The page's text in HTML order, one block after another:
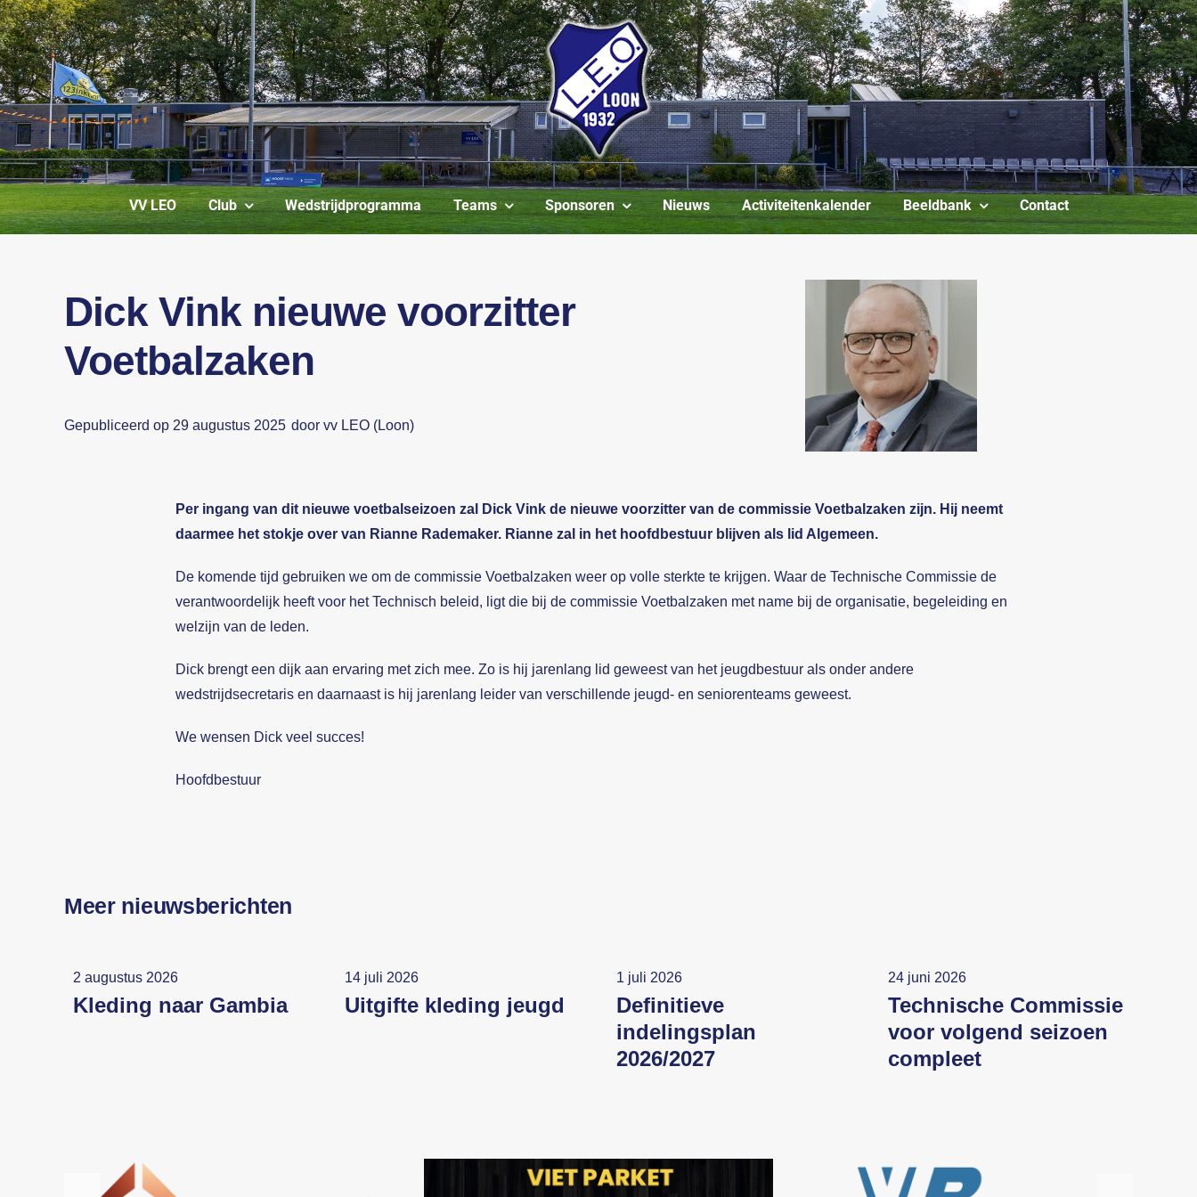
Ga
naar
inhoud
VV LEO Club Wedstrijdprogramma Teams Sponsoren Nieuws Activiteitenkalender Beeldbank Contact
Dick Vink nieuwe voorzitter
Voetbalzaken
Gepubliceerd op 29 augustus 2025 door vv LEO (Loon)
Per ingang van dit nieuwe voetbalseizoen zal Dick Vink de nieuwe voorzitter van de commissie Voetbalzaken zijn. Hij neemt
daarmee het stokje over van Rianne Rademaker. Rianne zal in het hoofdbestuur blijven als lid Algemeen.
De komende tijd gebruiken we om de commissie Voetbalzaken weer op volle sterkte te krijgen. Waar de Technische Commissie de
verantwoordelijk heeft voor het Technisch beleid, ligt die bij de commissie Voetbalzaken met name bij de organisatie, begeleiding en
welzijn van de leden.
Dick brengt een dijk aan ervaring met zich mee. Zo is hij jarenlang lid geweest van het jeugdbestuur als onder andere
wedstrijdsecretaris en daarnaast is hij jarenlang leider van verschillende jeugd- en seniorenteams geweest.
We wensen Dick veel succes!
Hoofdbestuur
Meer nieuwsberichten
2 augustus 2026
Kleding naar Gambia
14 juli 2026
Uitgifte kleding jeugd
1 juli 2026
Definitieve
indelingsplan
2026/2027
24 juni 2026
Technische Commissie
voor volgend seizoen
compleet